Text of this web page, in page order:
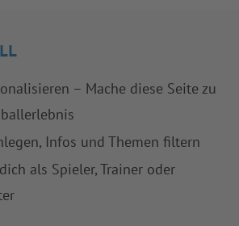
– Mache diese Seite zu
Infos und Themen filtern
als Spieler, Trainer oder